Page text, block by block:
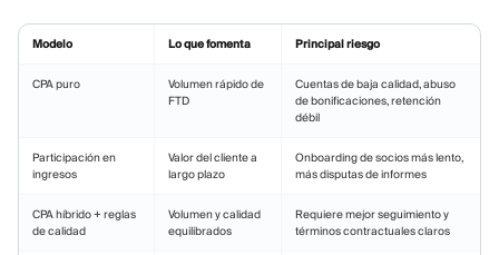
Modelo Lo que fomenta Principal riesgo
CPA puro
Volumen rápido de
FTD
Cuentas de baja calidad, abuso
de bonificaciones, retención
débil
Participación en
ingresos
Valor del cliente a
largo plazo
Onboarding de socios más lento,
más disputas de informes
CPA híbrido + reglas
de calidad
Volumen y calidad
equilibrados
Requiere mejor seguimiento y
términos contractuales claros